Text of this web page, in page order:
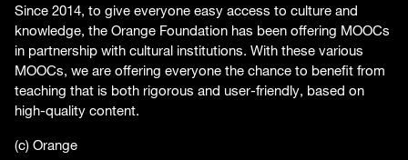
Since 2014, to give everyone easy access to culture and
knowledge, the Orange Foundation has been offering MOOCs
in partnership with cultural institutions. With these various
MOOCs, we are offering everyone the chance to benefit from
teaching that is both rigorous and user-friendly, based on
high-quality content.
(c) Orange